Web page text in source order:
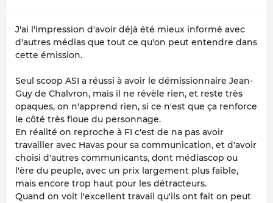
J'ai l'impression d'avoir déjà été mieux informé avec
d'autres médias que tout ce qu'on peut entendre dans
cette émission.
Seul scoop ASI a réussi à avoir le démissionnaire Jean-
Guy de Chalvron, mais il ne révèle rien, et reste très
opaques, on n'apprend rien, si ce n'est que ça renforce
le côté très floue du personnage.
En réalité on reproche à FI c'est de na pas avoir
travailler avec Havas pour sa communication, et d'avoir
choisi d'autres communicants, dont médiascop ou
l'ère du peuple, avec un prix largement plus faible,
mais encore trop haut pour les détracteurs.
Quand on voit l'excellent travail qu'ils ont fait on peut